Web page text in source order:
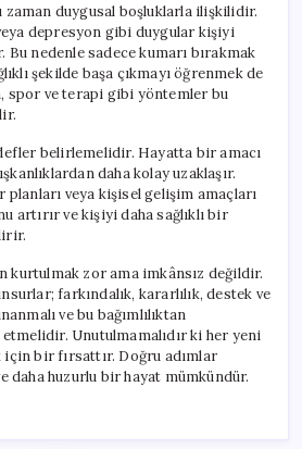
zaman duygusal boşluklarla ilişkilidir.
depresyon gibi duygular kişiyi
nedenle sadece kumarı bırakmak
şekilde başa çıkmayı öğrenmek de
spor ve terapi gibi yöntemler bu
belirlemelidir. Hayatta bir amacı
daha kolay uzaklaşır.
veya kişisel gelişim amaçları
artırır ve kişiyi daha sağlıklı bir
kurtulmak zor ama imkânsız değildir.
farkındalık, kararlılık, destek ve
ve bu bağımlılıktan
Unutulmamalıdır ki her yeni
bir fırsattır. Doğru adımlar
daha huzurlu bir hayat mümkündür.